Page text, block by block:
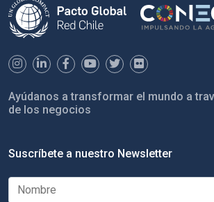
Ayúdanos a transformar el mundo a
de los negocios
Suscríbete a nuestro Newsletter